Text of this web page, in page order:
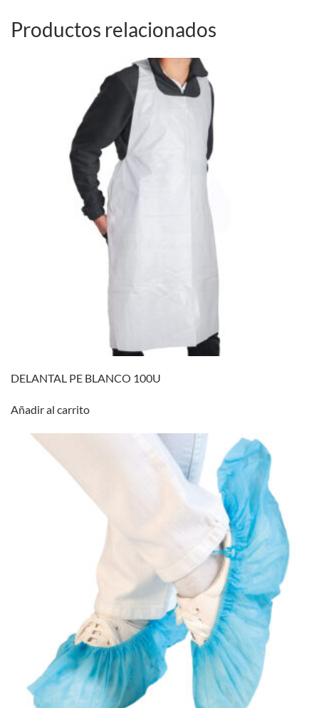
Productos relacionados
DELANTAL PE BLANCO 100U
Añadir al carrito